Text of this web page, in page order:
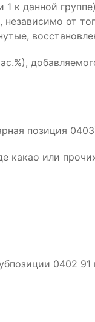
к данной
от
позиция
или
0402